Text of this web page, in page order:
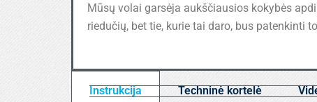
Mūsų volai garsėja aukščiausios kokybės
riedučių, bet tie, kurie tai daro, bus patenkinti
Instrukcija Techninė kortelė